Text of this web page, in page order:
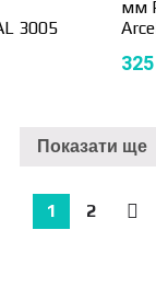
3005
мм
325
Показати ще
1 2 →